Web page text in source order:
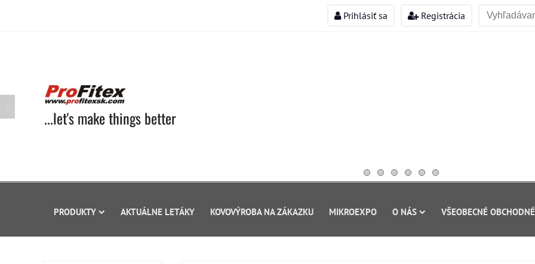
Prihlásiť sa Registrácia
...let's make things better
PRODUKTY AKTUÁLNE LETÁKY KOVOVÝROBA NA ZÁKAZKU MIKROEXPO O NÁS VŠEOBECNÉ